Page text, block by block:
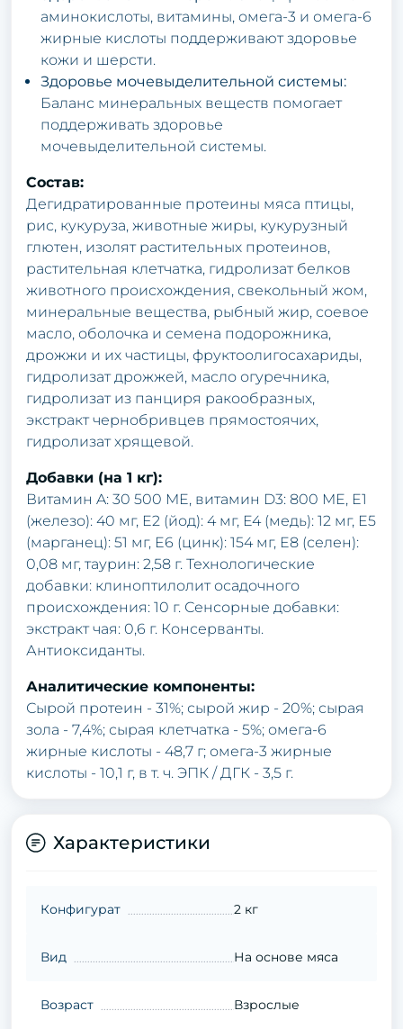
аминокислоты, витамины, омега-3 и омега-6
жирные кислоты поддерживают здоровье
кожи и шерсти.
Здоровье мочевыделительной системы:
Баланс минеральных веществ помогает
поддерживать здоровье
мочевыделительной системы.
Состав:
Дегидратированные протеины мяса птицы,
рис, кукуруза, животные жиры, кукурузный
глютен, изолят растительных протеинов,
растительная клетчатка, гидролизат белков
животного происхождения, свекольный жом,
минеральные вещества, рыбный жир, соевое
масло, оболочка и семена подорожника,
дрожжи и их частицы, фруктоолигосахариды,
гидролизат дрожжей, масло огуречника,
гидролизат из панциря ракообразных,
экстракт чернобривцев прямостоячих,
гидролизат хрящевой.
Добавки (на 1 кг):
Витамин A: 30 500 ME, витамин D3: 800 ME, E1
(железо): 40 мг, E2 (йод): 4 мг, E4 (медь): 12 мг, E5
(марганец): 51 мг, E6 (цинк): 154 мг, E8 (селен):
0,08 мг, таурин: 2,58 г. Технологические
добавки: клиноптилолит осадочного
происхождения: 10 г. Сенсорные добавки:
экстракт чая: 0,6 г. Консерванты.
Антиоксиданты.
Аналитические компоненты:
Сырой протеин - 31%; сырой жир - 20%; сырая
зола - 7,4%; сырая клетчатка - 5%; омега-6
жирные кислоты - 48,7 г; омега-3 жирные
кислоты - 10,1 г, в т. ч. ЭПК / ДГК - 3,5 г.
Характеристики
Конфигурат 2 кг
Вид На основе мяса
Возраст Взрослые